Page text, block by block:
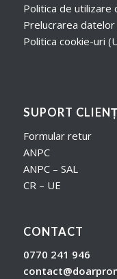
Politica de utilizare
Prelucrarea
Politica cookie-uri
SUPORT
Formular retur
ANPC
ANPC – SAL
CR – UE
CONTACT
0770 241 946